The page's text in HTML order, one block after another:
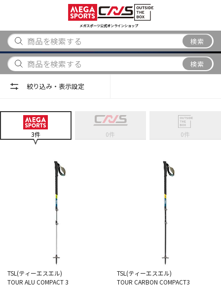
メガスポーツ公式オンラインショップ
検索
アウトドア
から探す
ブランド
から探す
検索
絞り込み・表示設定
3件 0件 0件
TSL(ティーエスエル)
TOUR ALU COMPACT 3
TSL(ティーエスエル)
TOUR CARBON COMPACT3